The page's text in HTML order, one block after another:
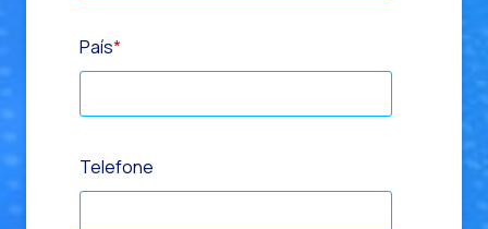
País*
Telefone